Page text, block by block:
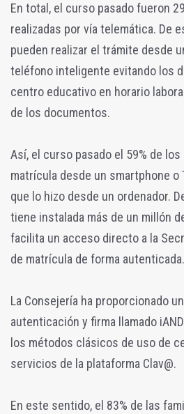
En total, el curso pasado fueron
realizadas por vía telemática. De
pueden realizar el trámite desde
teléfono inteligente evitando los
centro educativo en horario
de los documentos.
Así, el curso pasado el 59% de
matrícula desde un smartphone o
que lo hizo desde un ordenador.
tiene instalada más de un millón
facilita un acceso directo a la
de matrícula de forma autenticada.
La Consejería ha proporcionado
autenticación y firma llamado
los métodos clásicos de uso de
servicios de la plataforma Clav@.
En este sentido, el 83% de las